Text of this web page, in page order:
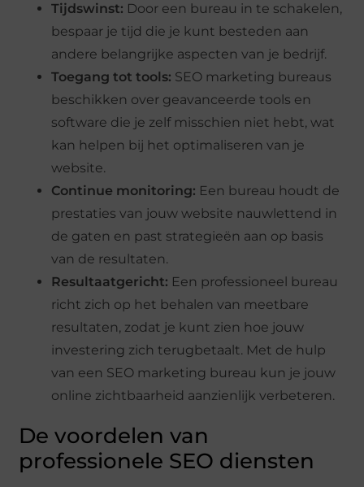
Tijdswinst: Door een bureau in te schakelen,
bespaar je tijd die je kunt besteden aan
andere belangrijke aspecten van je bedrijf.
Toegang tot tools: SEO marketing bureaus
beschikken over geavanceerde tools en
software die je zelf misschien niet hebt, wat
kan helpen bij het optimaliseren van je
website.
Continue monitoring: Een bureau houdt de
prestaties van jouw website nauwlettend in
de gaten en past strategieën aan op basis
van de resultaten.
Resultaatgericht: Een professioneel bureau
richt zich op het behalen van meetbare
resultaten, zodat je kunt zien hoe jouw
investering zich terugbetaalt. Met de hulp
van een SEO marketing bureau kun je jouw
online zichtbaarheid aanzienlijk verbeteren.
De voordelen van
professionele SEO diensten